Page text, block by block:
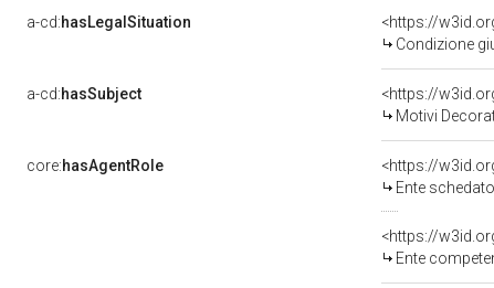
a-cd:hasLegalSituation
<https://
Condizione
a-cd:hasSubject
<https://
Motivi
core:hasAgentRole
<https://
Ente
<https://
Ente